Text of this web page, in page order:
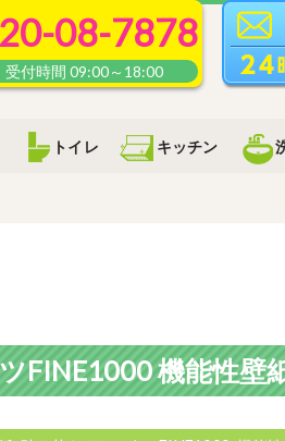
08-7878
トイレ キッチン